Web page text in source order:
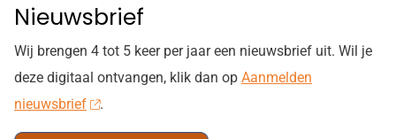
Nieuwsbrief
Wij brengen 4 tot 5 keer per jaar een nieuwsbrief uit. Wil je
deze digitaal ontvangen, klik dan op Aanmelden
nieuwsbrief
.